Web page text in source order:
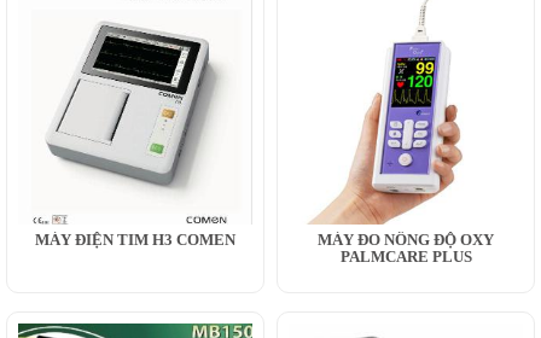
MÁY ĐIỆN TIM H3 COMEN
MÁY ĐO NỒNG ĐỘ OXY
PALMCARE PLUS